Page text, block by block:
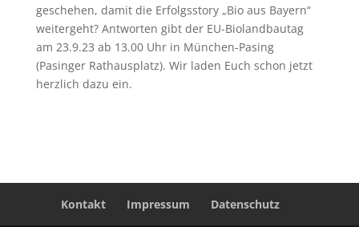
geschehen, damit die Erfolgsstory „Bio aus Bayern“
weitergeht? Antworten gibt der EU-Biolandbautag
am 23.9.23 ab 13.00 Uhr in München-Pasing
(Pasinger Rathausplatz). Wir laden Euch schon jetzt
herzlich dazu ein.
Kontakt Impressum Datenschutz